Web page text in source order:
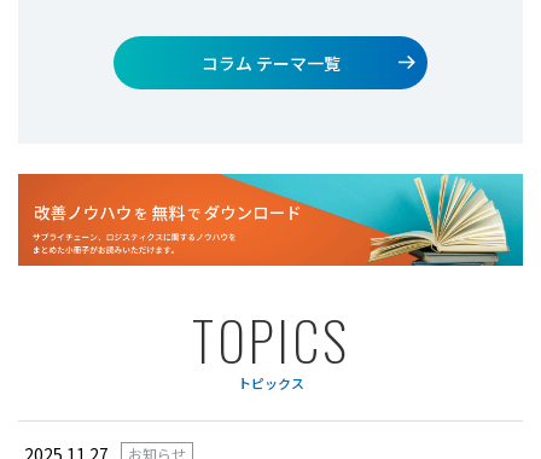
コラム テーマ一覧
TOPICS
トピックス
2025.11.27 お知らせ